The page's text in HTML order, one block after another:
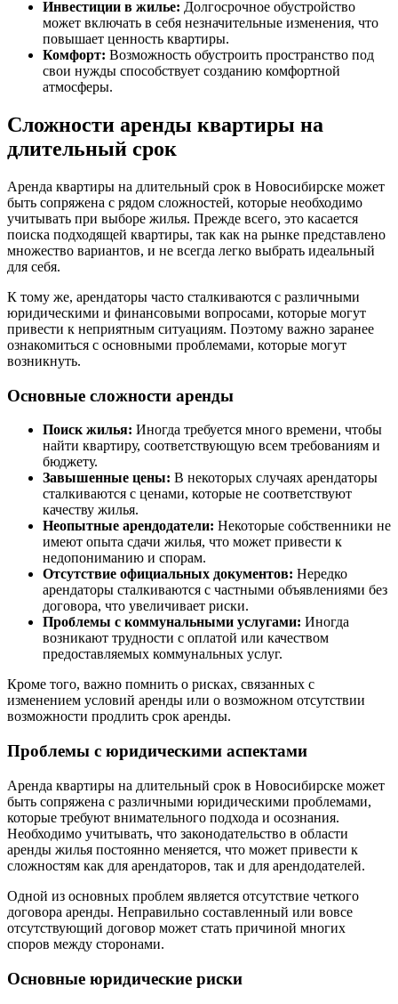
Инвестиции в жилье: Долгосрочное обустройство
может включать в себя незначительные изменения, что
повышает ценность квартиры.
Комфорт: Возможность обустроить пространство под
свои нужды способствует созданию комфортной
атмосферы.
Сложности аренды квартиры на
длительный срок
Аренда квартиры на длительный срок в Новосибирске может
быть сопряжена с рядом сложностей, которые необходимо
учитывать при выборе жилья. Прежде всего, это касается
поиска подходящей квартиры, так как на рынке представлено
множество вариантов, и не всегда легко выбрать идеальный
для себя.
К тому же, арендаторы часто сталкиваются с различными
юридическими и финансовыми вопросами, которые могут
привести к неприятным ситуациям. Поэтому важно заранее
ознакомиться с основными проблемами, которые могут
возникнуть.
Основные сложности аренды
Поиск жилья: Иногда требуется много времени, чтобы
найти квартиру, соответствующую всем требованиям и
бюджету.
Завышенные цены: В некоторых случаях арендаторы
сталкиваются с ценами, которые не соответствуют
качеству жилья.
Неопытные арендодатели: Некоторые собственники не
имеют опыта сдачи жилья, что может привести к
недопониманию и спорам.
Отсутствие официальных документов: Нередко
арендаторы сталкиваются с частными объявлениями без
договора, что увеличивает риски.
Проблемы с коммунальными услугами: Иногда
возникают трудности с оплатой или качеством
предоставляемых коммунальных услуг.
Кроме того, важно помнить о рисках, связанных с
изменением условий аренды или о возможном отсутствии
возможности продлить срок аренды.
Проблемы с юридическими аспектами
Аренда квартиры на длительный срок в Новосибирске может
быть сопряжена с различными юридическими проблемами,
которые требуют внимательного подхода и осознания.
Необходимо учитывать, что законодательство в области
аренды жилья постоянно меняется, что может привести к
сложностям как для арендаторов, так и для арендодателей.
Одной из основных проблем является отсутствие четкого
договора аренды. Неправильно составленный или вовсе
отсутствующий договор может стать причиной многих
споров между сторонами.
Основные юридические риски